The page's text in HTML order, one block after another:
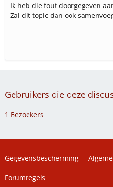
Ik heb die fout doorgegeven
Zal dit topic dan ook
Gebruikers die deze
1 Bezoekers
Gegevensbescherming
Forumregels